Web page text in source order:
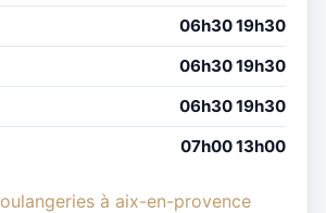
06h30 19h30
06h30 19h30
06h30 19h30
07h00 13h00
à aix-en-provence